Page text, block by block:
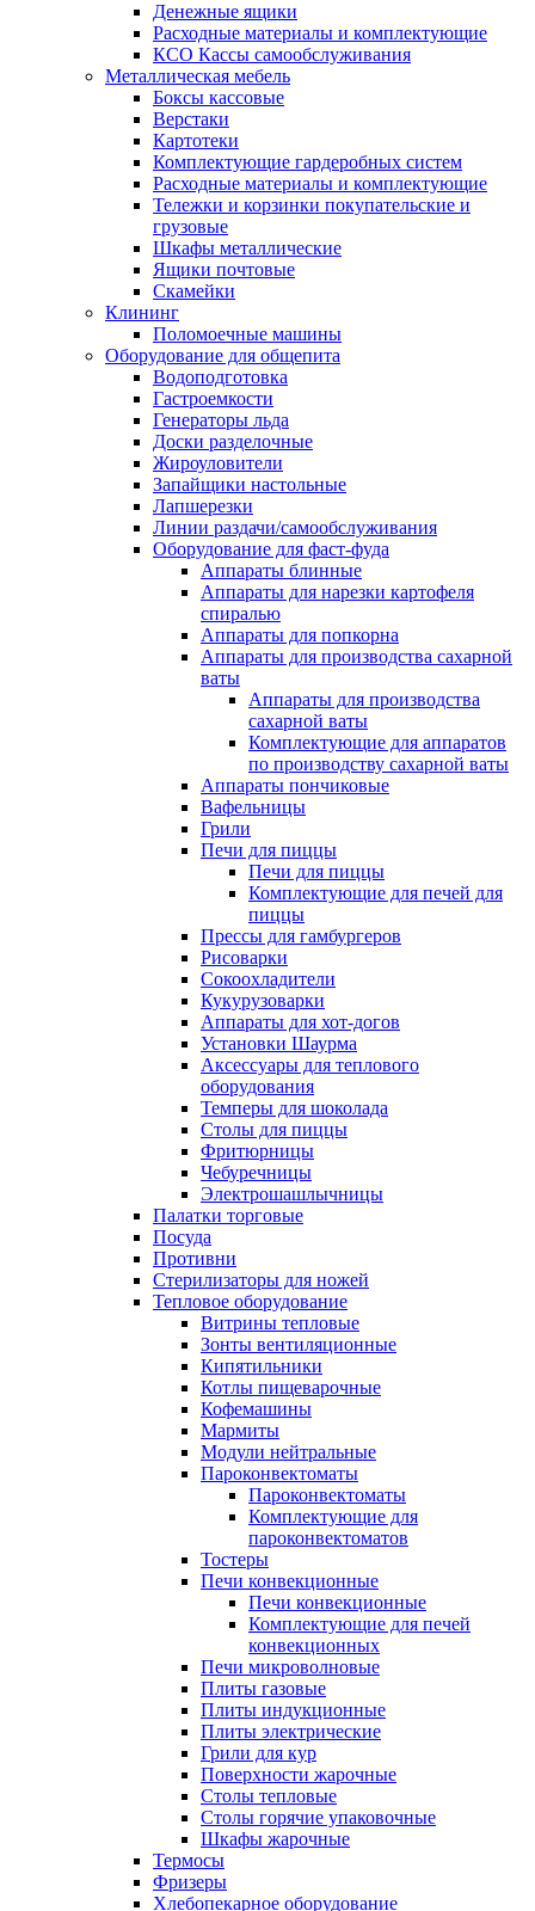
Денежные ящики
Расходные материалы и комплектующие
КСО Кассы самообслуживания
Металлическая мебель
Боксы кассовые
Верстаки
Картотеки
Комплектующие гардеробных систем
Расходные материалы и комплектующие
Тележки и корзинки покупательские и
грузовые
Шкафы металлические
Ящики почтовые
Скамейки
Клининг
Поломоечные машины
Оборудование для общепита
Водоподготовка
Гастроемкости
Генераторы льда
Доски разделочные
Жироуловители
Запайщики настольные
Лапшерезки
Линии раздачи/самообслуживания
Оборудование для фаст-фуда
Аппараты блинные
Аппараты для нарезки картофеля
спиралью
Аппараты для попкорна
Аппараты для производства сахарной
ваты
Аппараты для производства
сахарной ваты
Комплектующие для аппаратов
по производству сахарной ваты
Аппараты пончиковые
Вафельницы
Грили
Печи для пиццы
Печи для пиццы
Комплектующие для печей для
пиццы
Прессы для гамбургеров
Рисоварки
Сокоохладители
Кукурузоварки
Аппараты для хот-догов
Установки Шаурма
Аксессуары для теплового
оборудования
Темперы для шоколада
Столы для пиццы
Фритюрницы
Чебуречницы
Электрошашлычницы
Палатки торговые
Посуда
Противни
Стерилизаторы для ножей
Тепловое оборудование
Витрины тепловые
Зонты вентиляционные
Кипятильники
Котлы пищеварочные
Кофемашины
Мармиты
Модули нейтральные
Пароконвектоматы
Пароконвектоматы
Комплектующие для
пароконвектоматов
Тостеры
Печи конвекционные
Печи конвекционные
Комплектующие для печей
конвекционных
Печи микроволновые
Плиты газовые
Плиты индукционные
Плиты электрические
Грили для кур
Поверхности жарочные
Столы тепловые
Столы горячие упаковочные
Шкафы жарочные
Термосы
Фризеры
Хлебопекарное оборудование